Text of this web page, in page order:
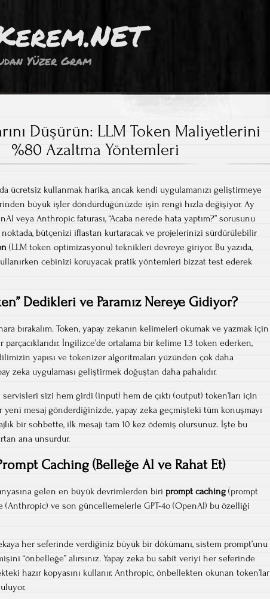
Yüzer Gram
Düşürün: LLM Token Maliyetlerini
%80 Azaltma Yöntemleri
ücretsiz kullanmak harika, ancak kendi uygulamanızı geliştirmeye
büyük işler döndürdüğünüzde işin rengi hızla değişiyor. Ay
veya Anthropic faturası, “Acaba nerede hata yaptım?” sorusunu
noktada, bütçenizi iflastan kurtaracak ve projelerinizi sürdürülebilir
(LLM token optimizasyonu) teknikleri devreye giriyor. Bu yazıda,
cebinizi koruyacak pratik yöntemleri bizzat test ederek
Dedikleri ve Paramız Nereye Gidiyor?
bırakalım. Token, yapay zekanın kelimeleri okumak ve yazmak için
parçacıklarıdır. İngilizce’de ortalama bir kelime 1.3 token ederken,
yapısı ve tokenizer algoritmaları yüzünden çok daha
zeka uygulaması geliştirmek doğuştan daha pahalıdır.
servisleri sizi hem girdi (input) hem de çıktı (output) token’ları için
yeni mesaj gönderdiğinizde, yapay zeka geçmişteki tüm konuşmayı
bir sohbette, ilk mesajı tam 10 kez ödemiş olursunuz. İşte bu
ana unsurdur.
Caching (Belleğe Al ve Rahat Et)
gelen en büyük devrimlerden biri prompt caching (prompt
(Anthropic) ve son güncellemelerle GPT-4o (OpenAI) bu özelliği
her seferinde verdiğiniz büyük bir dökümanı, sistem prompt’unu
“önbelleğe” alırsınız. Yapay zeka bu sabit veriyi her seferinde
hazır kopyasını kullanır. Anthropic, önbellekten okunan token’lar